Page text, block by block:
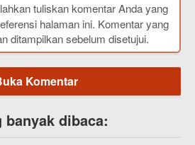
tuliskan komentar Anda yang
halaman ini. Komentar yang
ditampilkan sebelum disetujui.
Komentar
dibaca: